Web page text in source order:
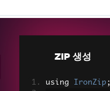
ZIP 생성
using IronZip ;